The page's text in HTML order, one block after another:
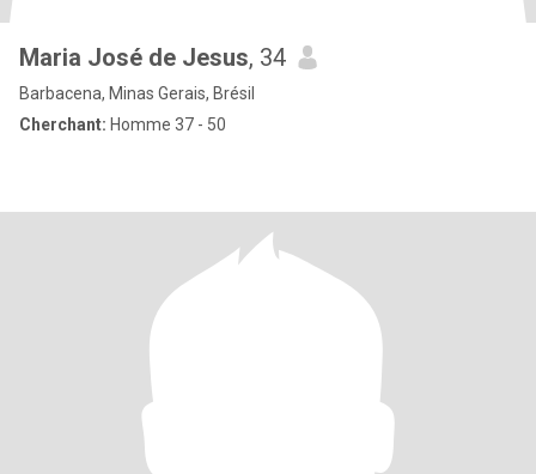
Maria José de Jesus, 34
Barbacena, Minas Gerais, Brésil
Cherchant: Homme 37 - 50